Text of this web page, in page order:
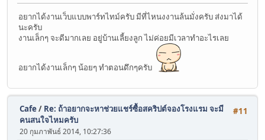
อยากได้งานเว็บแบบพาร์ทไทม์ครับ มีที่ไหนงงานล้นมั่งครับ ส่งมาได้
นะครับ
งานเล็กๆ จะดีมากเลย อยู่บ้านเลี้ยงลูก ไม่ค่อยมีเวลาทำอะไรเลย
อยากได้งานเล็กๆ น้อยๆ ทำตอนดึกๆครับ
#11
Cafe/ Re: ถ้าอยากจะหาช่วยแชร์ซื้อสคริปต์จองโรงแรม จะมี
คนสนใจไหมครับ
20 กุมภาพันธ์ 2014, 10:27:36